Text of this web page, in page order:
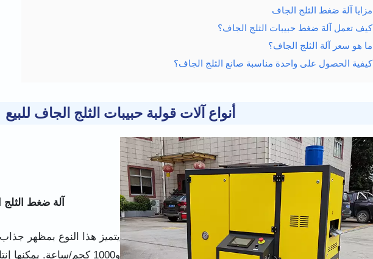
مزايا آلة ضغط الثلج الجاف
كيف تعمل آلة ضغط حبيبات الثلج الجاف؟
ما هو سعر آلة الثلج الجاف؟
كيفية الحصول على واحدة مناسبة صانع الثلج الجاف؟
أنواع آلات قولبة حبيبات الثلج الجاف للبيع
آلة ضغط